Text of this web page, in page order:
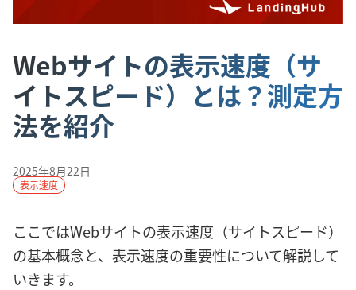
Webサイトの表示速度（サ
イトスピード）とは？測定方
法を紹介
2025年8月22日
表示速度
ここではWebサイトの表示速度（サイトスピード）
の基本概念と、表示速度の重要性について解説して
いきます。